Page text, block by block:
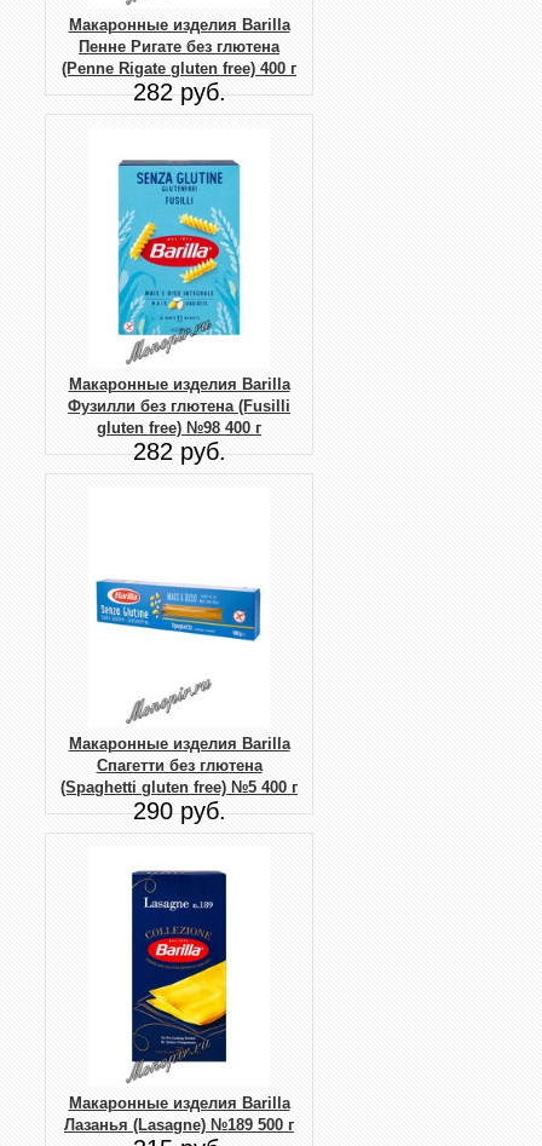
Макаронные изделия Barilla
Пенне Ригате без глютена
(Penne Rigate gluten free) 400 г
282 руб.
Макаронные изделия Barilla
Фузилли без глютена (Fusilli
gluten free) №98 400 г
282 руб.
Макаронные изделия Barilla
Спагетти без глютена
(Spaghetti gluten free) №5 400 г
290 руб.
Макаронные изделия Barilla
Лазанья (Lasagne) №189 500 г